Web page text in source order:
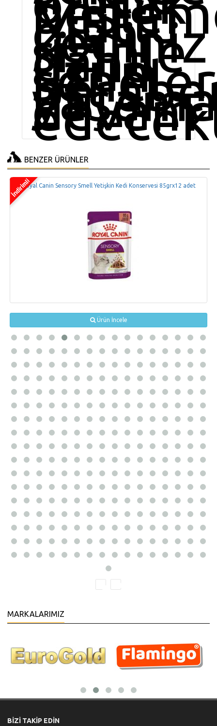
Mutlu
olan
kediniz
sizinle
daha
uzun
seneler
devam
BENZER ÜRÜNLER
Royal Canin Sensory Smell Yetişkin Kedi Konservesi 85grx12 adet
Ürün İncele
MARKALARIMIZ
BİZİ TAKİP EDİN